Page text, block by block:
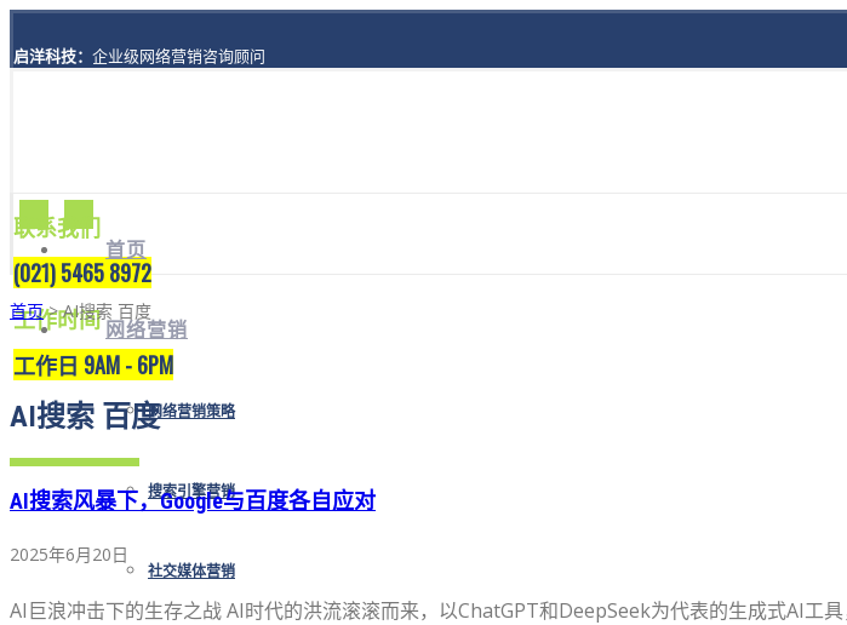
启洋科技： 企业级网络营销咨询顾问
联系我们
(021) 5465 8972
工作时间
工作日 9AM - 6PM
首页
网络营销
网络营销策略
搜索引擎营销
社交媒体营销
首页> AI搜索 百度
AI搜索 百度
AI搜索风暴下，Google与百度各自应对
2025年6月20日
AI巨浪冲击下的生存之战 AI时代的洪流滚滚而来，以ChatGPT和DeepSeek为代表的生成式AI工